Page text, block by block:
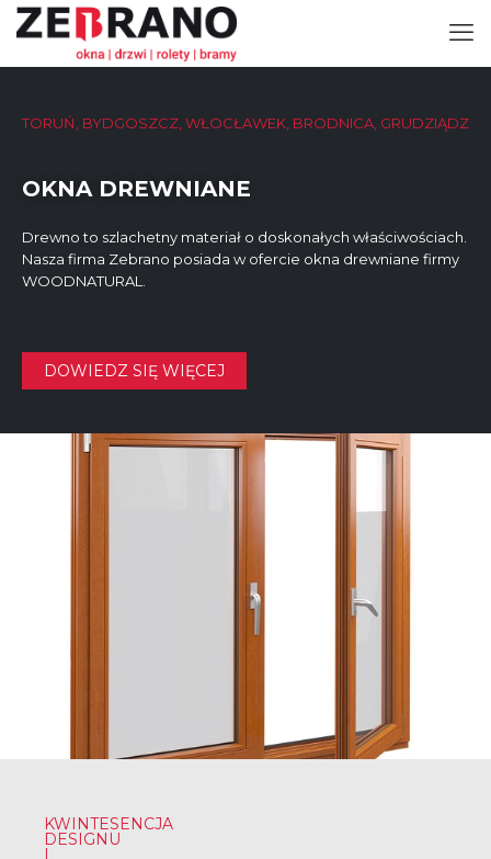
TORUŃ, BYDGOSZCZ, WŁOCŁAWEK, BRODNICA, GRUDZIĄDZ
OKNA DREWNIANE
Drewno to szlachetny materiał o doskonałych właściwościach.
Nasza firma Zebrano posiada w ofercie okna drewniane firmy
WOODNATURAL.
DOWIEDZ SIĘ WIĘCEJ
KWINTESENCJA
DESIGNU
I